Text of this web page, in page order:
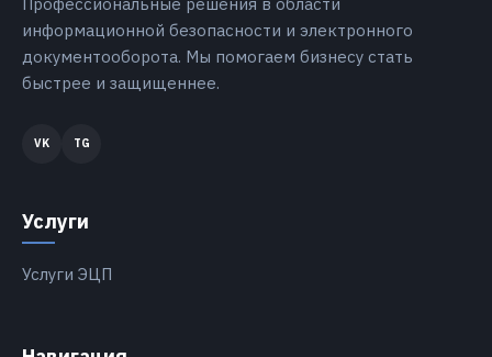
информационной безопасности и электронного
документооборота. Мы помогаем бизнесу стать
быстрее и защищеннее.
Услуги
Услуги ЭЦП